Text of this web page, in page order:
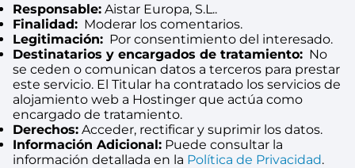
Responsable: Aistar Europa, S.L..
Finalidad: Moderar los comentarios.
Legitimación: Por consentimiento del interesado.
Destinatarios y encargados de tratamiento: No
se ceden o comunican datos a terceros para prestar
este servicio. El Titular ha contratado los servicios de
alojamiento web a Hostinger que actúa como
encargado de tratamiento.
Derechos: Acceder, rectificar y suprimir los datos.
Información Adicional: Puede consultar la
información detallada en la Política de Privacidad.